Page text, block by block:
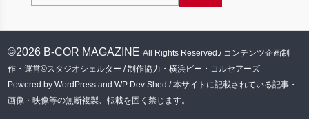
©2026 B-COR MAGAZINEAll Rights Reserved./ コンテンツ企画制
作・運営©スタジオシェルター / 制作協力・横浜ビー・コルセアーズ
Powered by WordPress and WP Dev Shed / 本サイトに記載されている記事・
画像・映像等の無断複製、転載を固く禁じます。